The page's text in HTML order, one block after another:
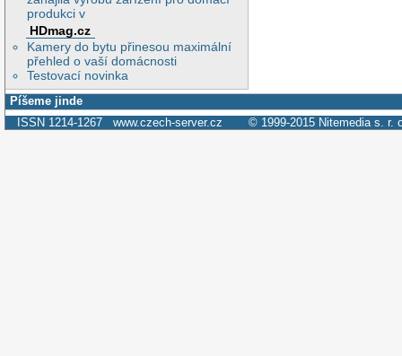
produkci v
HDmag.cz
Kamery do bytu přinesou maximální
přehled o vaší domácnosti
Testovací novinka
Píšeme jinde
ISSN 1214-1267 www.czech-server.cz © 1999-2015 Nitemedia s. r.